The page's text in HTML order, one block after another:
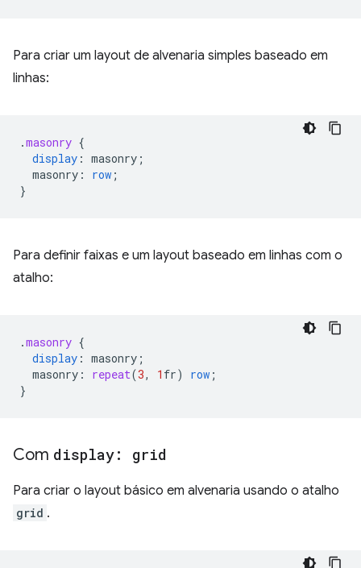
Para criar um layout de alvenaria simples baseado em
linhas:
.masonry {
display : masonry ;
masonry : row ;
}
Para definir faixas e um layout baseado em linhas com o
atalho:
.masonry {
display : masonry ;
masonry : repeat(3, 1 fr) row ;
}
Com display: grid
Para criar o layout básico em alvenaria usando o atalho
grid .